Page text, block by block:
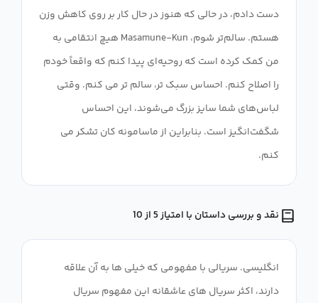
دست دادم، در حالی که هنوز در حال کار بر روی کاهش وزن
هستم. سالم‌تر شوم، Masamune-Kun هیچ انتقامی به
من کمک کرده است که روحیه‌ای پیدا کنم که واقعاً خودم
را اصلاح کنم. احساس سبک تر، سالم تر می کنم. وقتی
لباس‌های شما سایز بزرگ می‌شوند، این احساس
شگفت‌انگیز است. بنابراین از ماسامونه کان تشکر می
کنم.
نقد و بررسی داستان با امتیاز 5 از 10
انگلیسی. سریالی با مفهومی که خیلی ها به آن علاقه
دارند، اکثر سریال های عاشقانه این مفهوم سریال